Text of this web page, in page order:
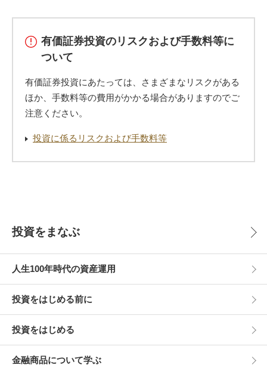
有価証券投資のリスクおよび手数料等に
ついて
有価証券投資にあたっては、さまざまなリスクがある
ほか、手数料等の費用がかかる場合がありますのでご
注意ください。
投資に係るリスクおよび手数料等
投資をまなぶ
人生100年時代の資産運用
投資をはじめる前に
投資をはじめる
金融商品について学ぶ